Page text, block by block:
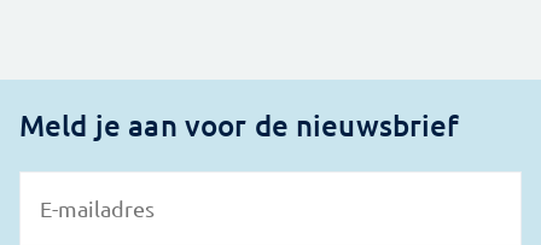
Meld je aan voor de nieuwsbrief